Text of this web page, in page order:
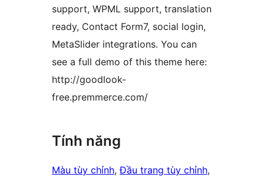
support, WPML support, translation
ready, Contact Form7, social login,
MetaSlider integrations. You can
see a full demo of this theme here:
http://goodlook-
free.premmerce.com/
Tính năng
Màu tùy chỉnh, Đầu trang tùy chỉnh